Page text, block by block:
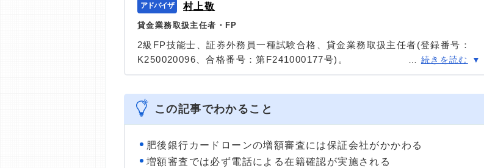
村上敬
貸金業務取扱主任者・FP
2級FP技能士、証券外務員一種試験合格、貸金業務取扱主任者(登録番号：
K250020096、合格番号：第F241000177号)。
は計2000本以上。ローン利用者へのインタビューなども多数実施し、専門知
識と事実に基づいた信頼性の高い情報発信を心がけている。
… 続きを読む
この記事でわかること
肥後銀行カードローンの増額審査には保証会社がかかわる
増額審査では必ず電話による在籍確認が実施される